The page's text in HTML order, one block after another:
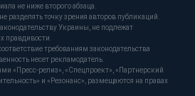
не ниже второго абзаца.
разделять точку зрения авторов публикаций.
Украины, не подлежат
правдивости.
требованиям законодательства
несет рекламодатель.
«Пресс-релиз», «Спецпроект», «Партнерский
и «Резонанс», размещаются на правах